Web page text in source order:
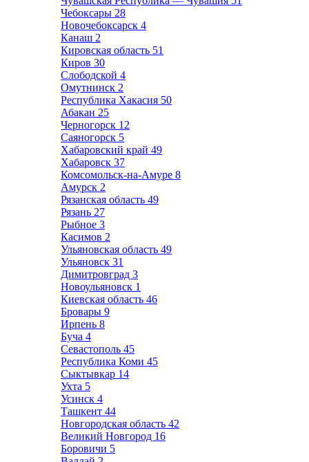
Чебоксары 28
Новочебоксарск 4
Канаш 2
Кировская область 51
Киров 30
Слободской 4
Омутнинск 2
Республика Хакасия 50
Абакан 25
Черногорск 12
Саяногорск 5
Хабаровский край 49
Хабаровск 37
Комсомольск-на-Амуре 8
Амурск 2
Рязанская область 49
Рязань 27
Рыбное 3
Касимов 2
Ульяновская область 49
Ульяновск 31
Димитровград 3
Новоульяновск 1
Киевская область 46
Бровары 9
Ирпень 8
Буча 4
Севастополь 45
Республика Коми 45
Сыктывкар 14
Ухта 5
Усинск 4
Ташкент 44
Новгородская область 42
Великий Новгород 16
Боровичи 5